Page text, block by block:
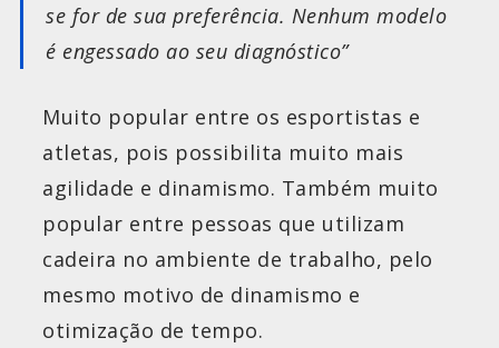
se for de sua preferência. Nenhum modelo
é engessado ao seu diagnóstico”
Muito popular entre os esportistas e
atletas, pois possibilita muito mais
agilidade e dinamismo. Também muito
popular entre pessoas que utilizam
cadeira no ambiente de trabalho, pelo
mesmo motivo de dinamismo e
otimização de tempo.